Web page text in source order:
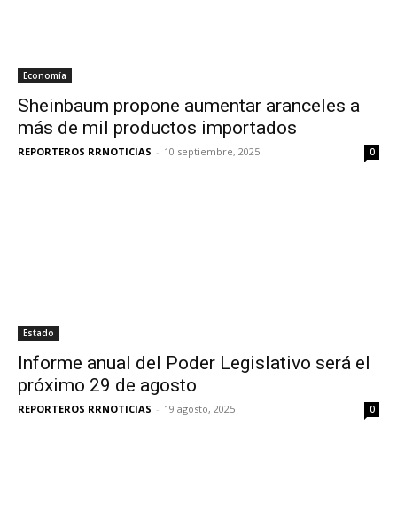
Economía
Sheinbaum propone aumentar aranceles a
más de mil productos importados
REPORTEROS RRNOTICIAS - 10 septiembre, 2025 0
Estado
Informe anual del Poder Legislativo será el
próximo 29 de agosto
REPORTEROS RRNOTICIAS - 19 agosto, 2025 0